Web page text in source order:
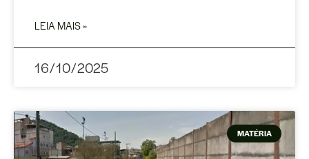
LEIA MAIS »
16/10/2025
MATÉRIA